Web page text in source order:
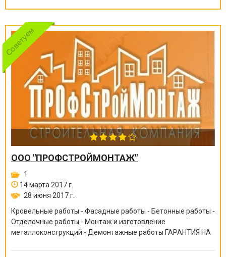
ООО "ПРОФСТРОЙМОНТАЖ"
1
14 марта 2017 г.
28 июня 2017 г.
Кровельные работы - Фасадные работы - Бетонные работы -
Отделочные работы - Монтаж и изготовление
металлоконструкций - Демонтажные работы ГАРАНТИЯ НА